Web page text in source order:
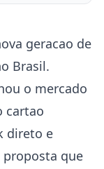
geracao de
Brasil.
o mercado
cartao
direto e
que